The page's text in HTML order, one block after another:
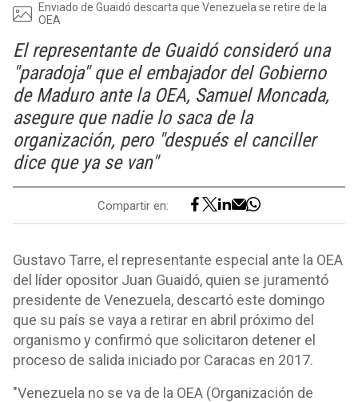
Enviado de Guaidó descarta que Venezuela se retire de la
OEA
El representante de Guaidó consideró una
"paradoja" que el embajador del Gobierno
de Maduro ante la OEA, Samuel Moncada,
asegure que nadie lo saca de la
organización, pero "después el canciller
dice que ya se van"
Compartir en:
Gustavo Tarre, el representante especial ante la OEA
del líder opositor Juan Guaidó, quien se juramentó
presidente de Venezuela, descartó este domingo
que su país se vaya a retirar en abril próximo del
organismo y confirmó que solicitaron detener el
proceso de salida iniciado por Caracas en 2017.
"Venezuela no se va de la OEA (Organización de